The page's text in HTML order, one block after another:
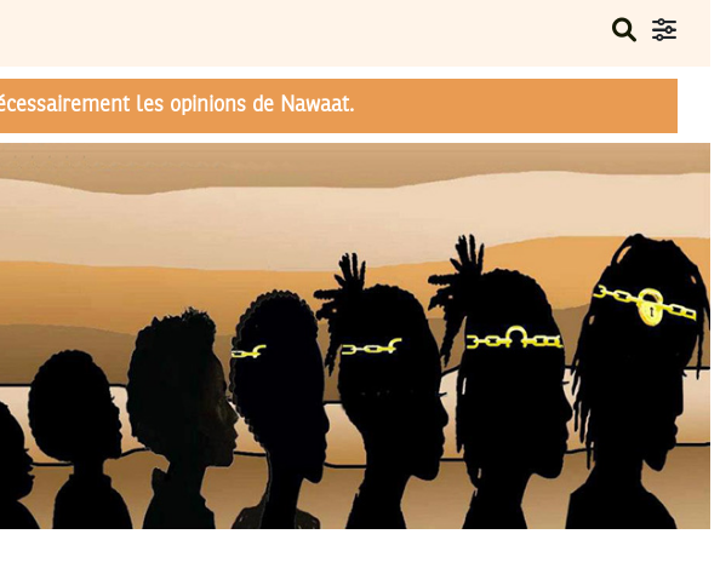
les opinions de Nawaat.